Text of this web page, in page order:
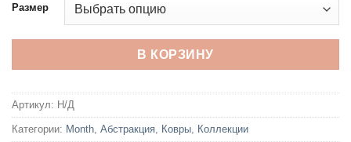
Размер
В КОРЗИНУ
Артикул: Н/Д
Категории: Month Абстракция Ковры Коллекции